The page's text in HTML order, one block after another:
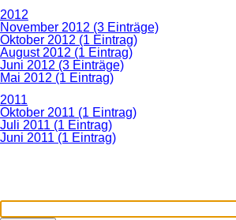
2012
November 2012 (3 Einträge)
Oktober 2012 (1 Eintrag)
August 2012 (1 Eintrag)
Juni 2012 (3 Einträge)
Mai 2012 (1 Eintrag)
2011
Oktober 2011 (1 Eintrag)
Juli 2011 (1 Eintrag)
Juni 2011 (1 Eintrag)